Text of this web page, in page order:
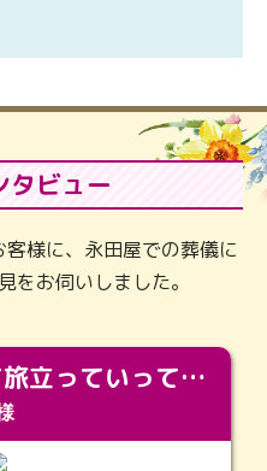
タビュー
様に、永田屋での葬儀に
をお伺いしました。
「カッコよくなって旅立っていってくれました（笑）もっとカッコいいって言ってあげればよかったな」